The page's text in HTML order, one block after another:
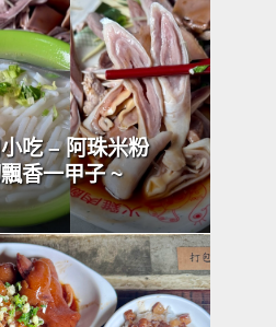
吃 – 阿珠米粉
香一甲子 ~